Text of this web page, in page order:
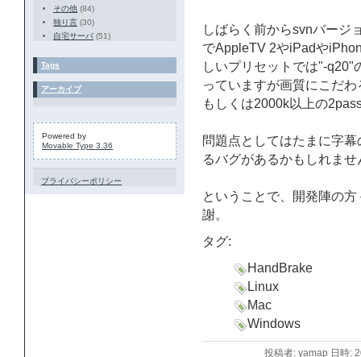
しばらく前からsvnバージ
でAppleTV 2やiPadや
しいプリセットでは"-q20"
っていますが画質にこだ
もしくは2000k以上の
問題点としてはたまに字
るバグがあるかもしれませ
ということで、開発陣の
謝。
タグ:
HandBrake
Linux
Mac
Windows
投稿者: yamap 日時:
その他 (84)
独り言 (30)
自宅サーバ (51)
Tags
アーカイブ
Powered by
Movable Type 3.36
プライバシーポリシー